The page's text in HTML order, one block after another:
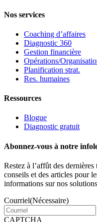
Nos services
Coaching d’affaires
Diagnostic 360
Gestion financière
Opérations/
Planification strat.
Res. humaines
Ressources
Blogue
Diagnostic gratuit
Abonnez-vous à notre
Restez à l’affût des
conseils et des articles pour
informations sur nos
Courriel(Nécessaire)
CAPTCHA